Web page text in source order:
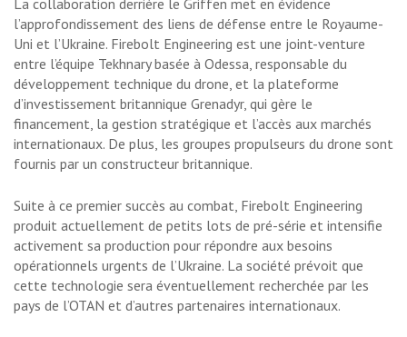
La collaboration derrière le Griffen met en évidence
l’approfondissement des liens de défense entre le Royaume-
Uni et l’Ukraine. Firebolt Engineering est une joint-venture
entre l’équipe Tekhnary basée à Odessa, responsable du
développement technique du drone, et la plateforme
d’investissement britannique Grenadyr, qui gère le
financement, la gestion stratégique et l’accès aux marchés
internationaux. De plus, les groupes propulseurs du drone sont
fournis par un constructeur britannique.
Suite à ce premier succès au combat, Firebolt Engineering
produit actuellement de petits lots de pré-série et intensifie
activement sa production pour répondre aux besoins
opérationnels urgents de l’Ukraine. La société prévoit que
cette technologie sera éventuellement recherchée par les
pays de l’OTAN et d’autres partenaires internationaux.